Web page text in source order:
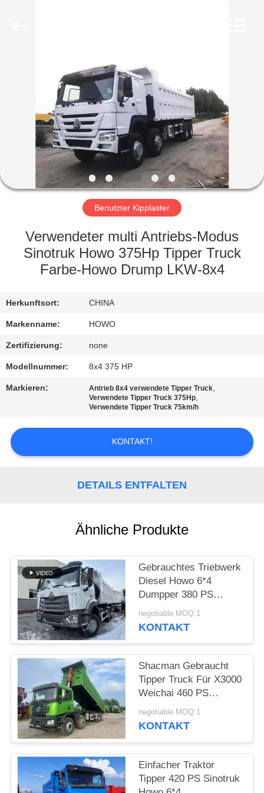
PRODUKTE
ÜBER
FABRIK-
QUALITÄTSKONTROLLE
SIE
MIT
UNS
IN
VERBINDUNG
SIE EIN
ZITAT
DATENSCHUTZRICHTLINIE
Benutzter Kipplaster
Verwendeter multi Antriebs-Modus
Sinotruk Howo 375Hp Tipper Truck
Farbe-Howo Drump LKW-8x4
Herkunftsort: CHINA
Markenname: HOWO
Zertifizierung: none
Modellnummer: 8x4 375 HP
Markieren: Antrieb 8x4 verwendete Tipper Truck,
Verwendete Tipper Truck 375Hp,
Verwendete Tipper Truck 75km/h
KONTAKT!
DETAILS ENTFALTEN
Ähnliche Produkte
Gebrauchtes Triebwerk
Diesel Howo 6*4
Dumpper 380 PS
Weichai Hohan Modell
20-40 Tonnen
negotiable MOQ:1
KONTAKT
Shacman Gebraucht
Tipper Truck Für X3000
Weichai 460 PS
Baustofftransport 2021
Jahr Hande Achse
negotiable MOQ:1
KONTAKT
Einfacher Traktor
Tipper 420 PS Sinotruk